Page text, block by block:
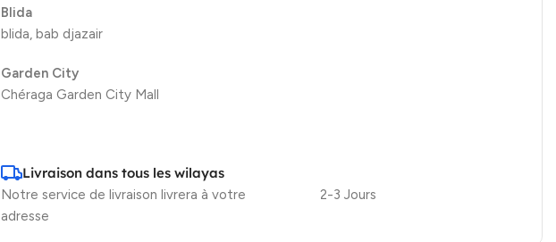
Blida
blida, bab djazair
Garden City
Chéraga Garden City Mall
Livraison dans tous les wilayas
Notre service de livraison livrera à votre
adresse
2-3 Jours